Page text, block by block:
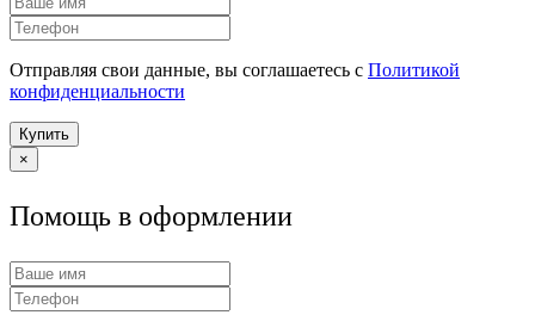
Отправляя свои данные, вы соглашаетесь с Политикой
конфиденциальности
Купить
×
Помощь в оформлении